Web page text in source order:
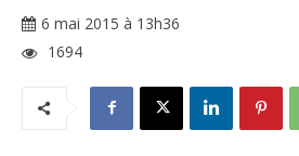
6 mai 2015 à 13h36
1694